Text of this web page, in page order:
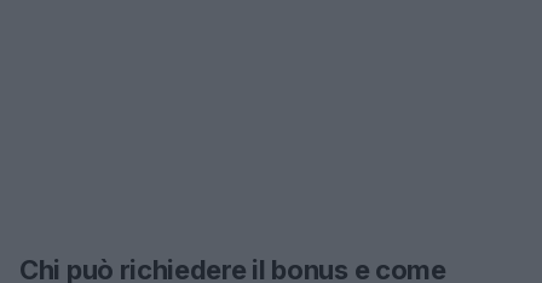
Chi può richiedere il bonus e come